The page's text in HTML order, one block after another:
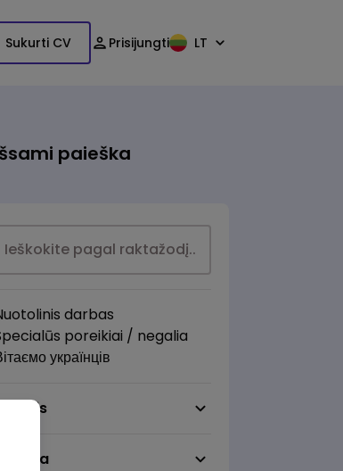
Sukurti CV Prisijungti LT
paieška
darbas
poreikiai / negalia
українців
sritis
vieta